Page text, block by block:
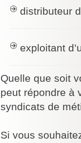
distributeur
exploitant
Quelle que soit
peut répondre à
syndicats de
Si vous